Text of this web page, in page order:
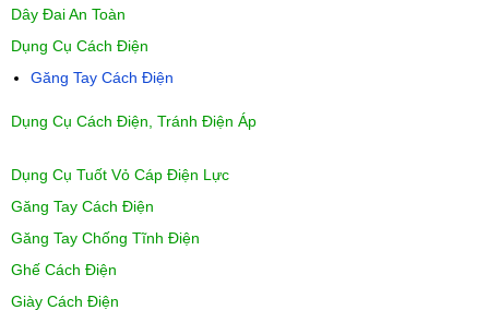
Dây Đai An Toàn
Dụng Cụ Cách Điện
Găng Tay Cách Điện
Dụng Cụ Cách Điện, Tránh Điện Áp
Dụng Cụ Tuốt Vỏ Cáp Điện Lực
Găng Tay Cách Điện
Găng Tay Chống Tĩnh Điện
Ghế Cách Điện
Giày Cách Điện